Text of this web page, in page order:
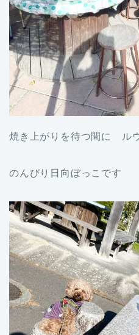
焼き上がりを待つ間に ル
のんびり日向ぼっこです